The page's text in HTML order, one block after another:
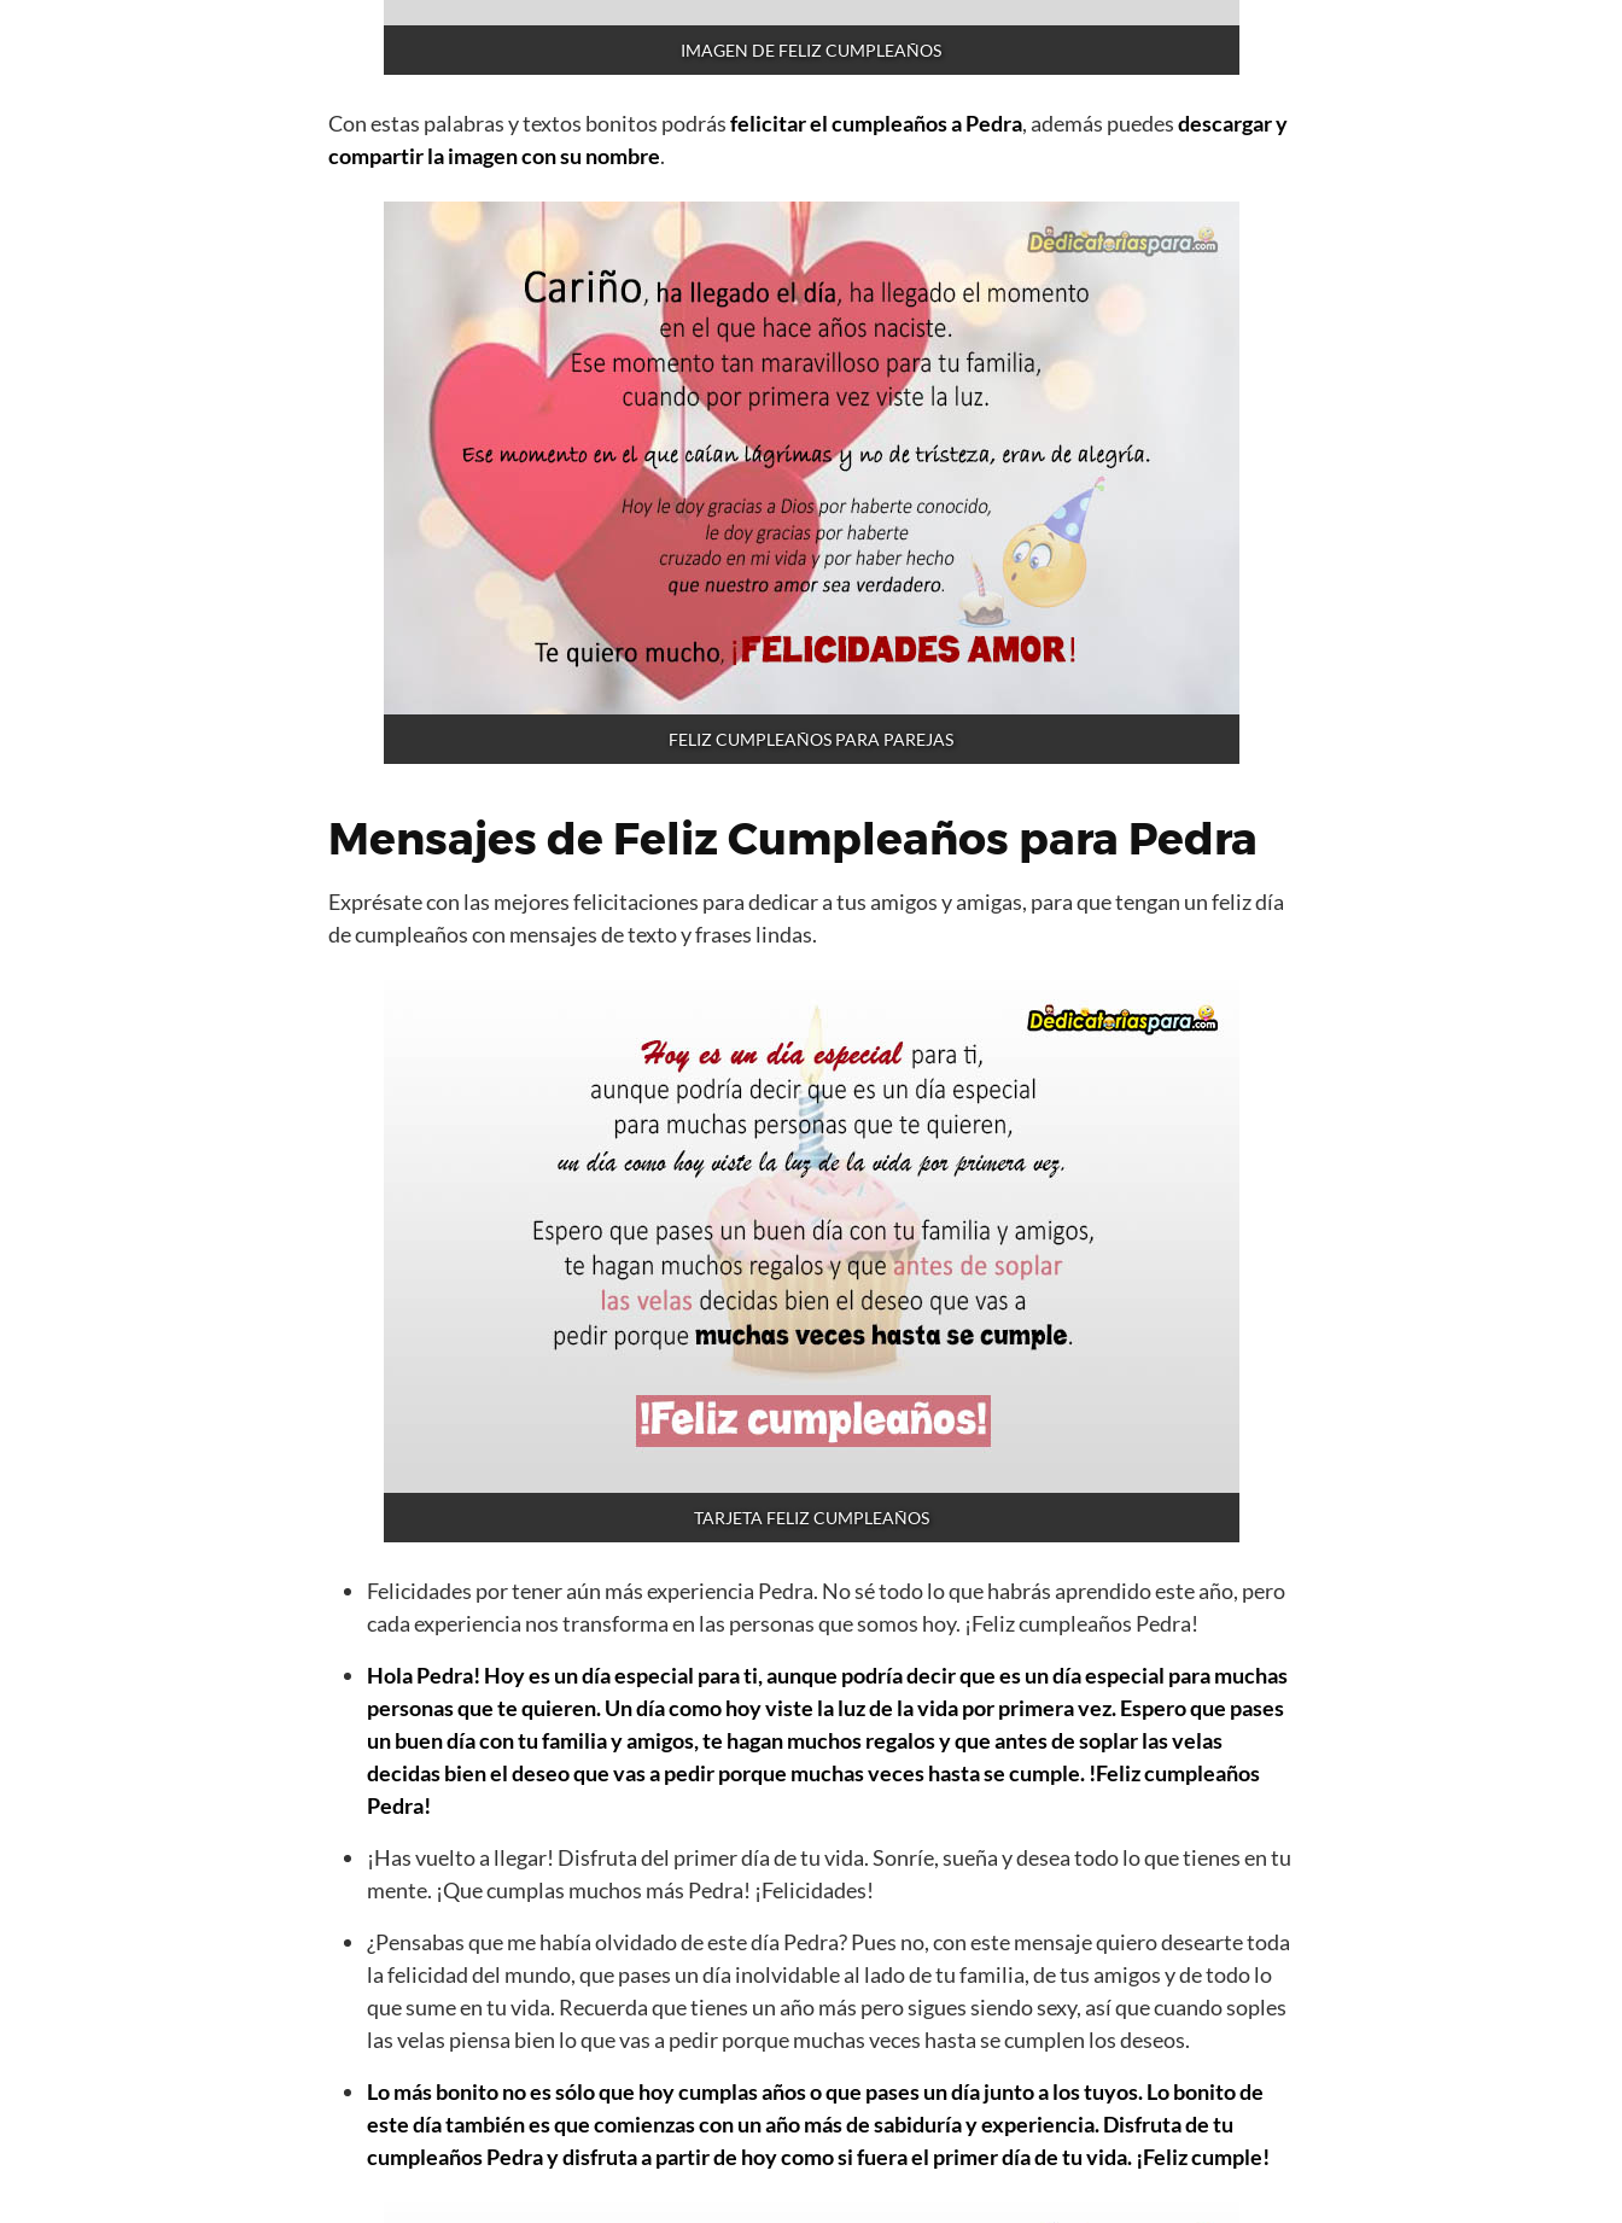
IMAGEN DE FELIZ CUMPLEAÑOS
Con estas palabras y textos bonitos podrásfelicitar el cumpleaños a Pedra, además puedesdescargar y
compartir la imagen con su nombre.
FELIZ CUMPLEAÑOS PARA PAREJAS
Mensajes de Feliz Cumpleaños para Pedra
Exprésate con las mejores felicitaciones para dedicar a tus amigos y amigas, para que tengan un feliz día
de cumpleaños con mensajes de texto y frases lindas.
TARJETA FELIZ CUMPLEAÑOS
Felicidades por tener aún más experiencia Pedra. No sé todo lo que habrás aprendido este año, pero
cada experiencia nos transforma en las personas que somos hoy. ¡Feliz cumpleaños Pedra!
Hola Pedra! Hoy es un día especial para ti, aunque podría decir que es un día especial para muchas
personas que te quieren. Un día como hoy viste la luz de la vida por primera vez. Espero que pases
un buen día con tu familia y amigos, te hagan muchos regalos y que antes de soplar las velas
decidas bien el deseo que vas a pedir porque muchas veces hasta se cumple. !Feliz cumpleaños
Pedra!
¡Has vuelto a llegar! Disfruta del primer día de tu vida. Sonríe, sueña y desea todo lo que tienes en tu
mente. ¡Que cumplas muchos más Pedra! ¡Felicidades!
¿Pensabas que me había olvidado de este día Pedra? Pues no, con este mensaje quiero desearte toda
la felicidad del mundo, que pases un día inolvidable al lado de tu familia, de tus amigos y de todo lo
que sume en tu vida. Recuerda que tienes un año más pero sigues siendo sexy, así que cuando soples
las velas piensa bien lo que vas a pedir porque muchas veces hasta se cumplen los deseos.
Lo más bonito no es sólo que hoy cumplas años o que pases un día junto a los tuyos. Lo bonito de
este día también es que comienzas con un año más de sabiduría y experiencia. Disfruta de tu
cumpleaños Pedra y disfruta a partir de hoy como si fuera el primer día de tu vida. ¡Feliz cumple!